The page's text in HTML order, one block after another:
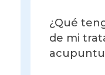
¿Qué
de mi